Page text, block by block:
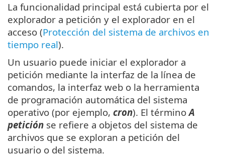
La funcionalidad principal está cubierta por el
explorador a petición y el explorador en el
acceso (Protección del sistema de archivos en
tiempo real).
Un usuario puede iniciar el explorador a
petición mediante la interfaz de la línea de
comandos, la interfaz web o la herramienta
de programación automática del sistema
operativo (por ejemplo, cron). El términoA
petición se refiere a objetos del sistema de
archivos que se exploran a petición del
usuario o del sistema.